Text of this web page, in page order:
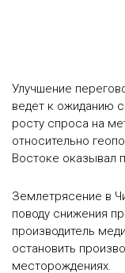
Улучшение
ведет к ожиданию
росту спроса на
относительно
Востоке оказывал
Землетрясение в
поводу снижения
производитель
остановить
месторождениях.